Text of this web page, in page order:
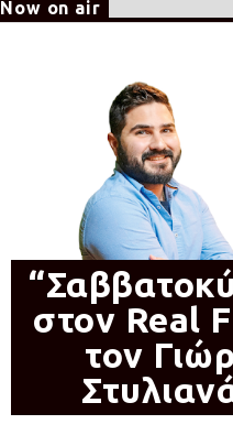
Now on air
στον Real
τον